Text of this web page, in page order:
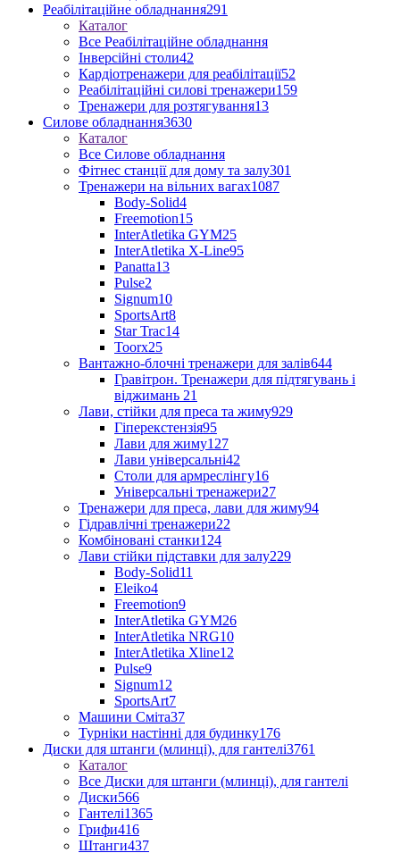
Реабілітаційне обладнання291
Каталог
Все Реабілітаційне обладнання
Інверсійні столи42
Кардіотренажери для реабілітації52
Реабілітаційні силові тренажери159
Тренажери для розтягування13
Силове обладнання3630
Каталог
Все Силове обладнання
Фітнес станції для дому та залу301
Тренажери на вільних вагах1087
Body-Solid4
Freemotion15
InterAtletika GYM25
InterAtletika X-Line95
Panatta13
Pulse2
Signum10
SportsArt8
Star Trac14
Toorx25
Вантажно-блочні тренажери для залів644
Гравітрон. Тренажери для підтягувань і
віджимань 21
Лави, стійки для преса та жиму929
Гіперекстензія95
Лави для жиму127
Лави універсальні42
Столи для армреслінгу16
Універсальні тренажери27
Тренажери для преса, лави для жиму94
Гідравлічні тренажери22
Комбіновані станки124
Лави стійки підставки для залу229
Body-Solid11
Eleiko4
Freemotion9
InterAtletika GYM26
InterAtletika NRG10
InterAtletika Xline12
Pulse9
Signum12
SportsArt7
Машини Сміта37
Турніки настінні для будинку176
Диски для штанги (млинці), для гантелі3761
Каталог
Все Диски для штанги (млинці), для гантелі
Диски566
Гантелі1365
Грифи416
Штанги437